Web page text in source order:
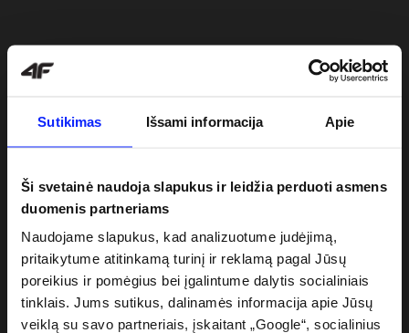
Sutikimas Išsami informacija Apie
Ši svetainė naudoja slapukus ir leidžia perduoti asmens
duomenis partneriams
Naudojame slapukus, kad analizuotume judėjimą,
pritaikytume atitinkamą turinį ir reklamą pagal Jūsų
poreikius ir pomėgius bei įgalintume dalytis socialiniais
tinklais. Jums sutikus, dalinamės informacija apie Jūsų
veiklą su savo partneriais, įskaitant „Google“, socialinius